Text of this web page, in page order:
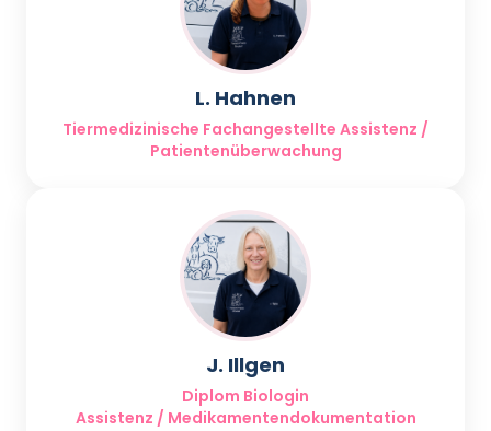
L. Hahnen
Tiermedizinische Fachangestellte Assistenz /
Patientenüberwachung
J. Illgen
Diplom Biologin
Assistenz / Medikamentendokumentation